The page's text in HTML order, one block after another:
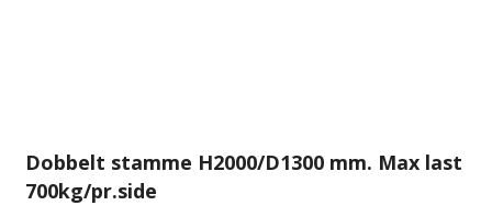
Dobbelt stamme H2000/D1300 mm. Max last
700kg/pr.side